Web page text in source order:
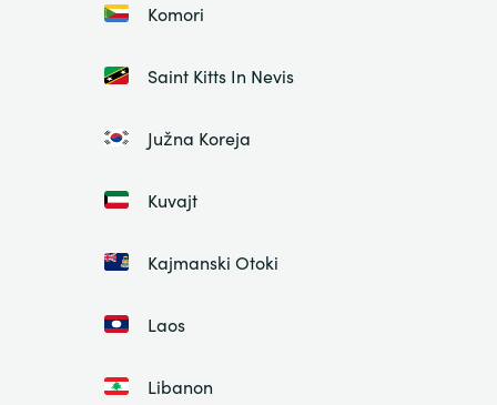
Komori
Saint Kitts In Nevis
Južna Koreja
Kuvajt
Kajmanski Otoki
Laos
Libanon